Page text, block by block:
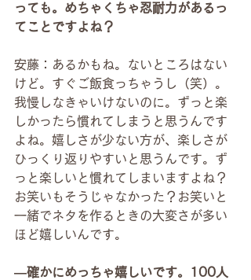
っても。めちゃくちゃ忍耐力があるっ
てことですよね？
安藤：あるかもね。ないところはない
けど。すぐご飯食っちゃうし（笑）。
我慢しなきゃいけないのに。ずっと楽
しかったら慣れてしまうと思うんです
よね。嬉しさが少ない方が、楽しさが
ひっくり返りやすいと思うんです。ず
っと楽しいと慣れてしまいますよね？
お笑いもそうじゃなかった？お笑いと
一緒でネタを作るときの大変さが多い
ほど嬉しいんです。
―確かにめっちゃ嬉しいです。100人